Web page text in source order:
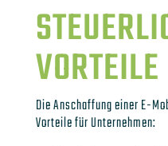
VORTEILE
Die Anschaffung einer E-
Vorteile für Unternehmen: